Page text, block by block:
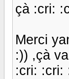
çà :cri:
Merci
:)) ,çà
:cri: :cri: